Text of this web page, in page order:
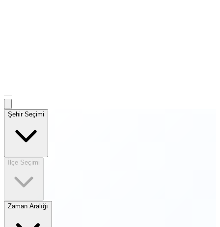
—
Şehir Seçimi
İlçe Seçimi
Zaman Aralığı